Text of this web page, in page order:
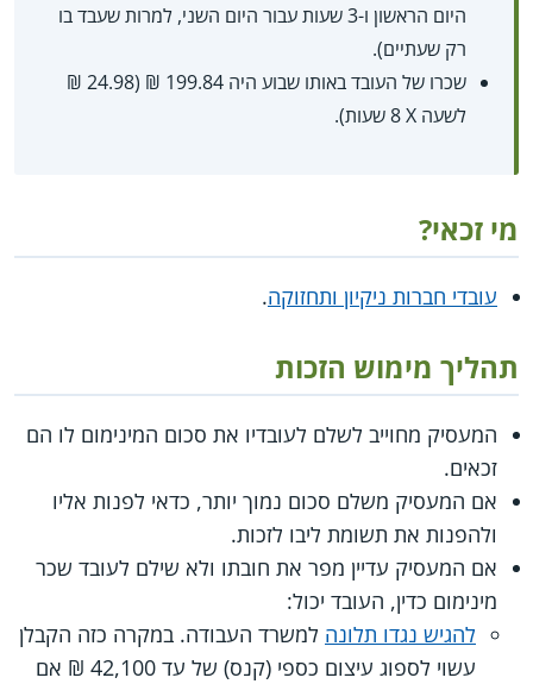
היום הראשון ו-3 שעות עבור היום השני, למרות שעבד בו
רק שעתיים).
שכרו של העובד באותו שבוע היה 199.84 ₪ (24.98 ₪
לשעה X‏ 8 שעות).
מי זכאי?
עובדי חברות ניקיון ותחזוקה.
תהליך מימוש הזכות
המעסיק מחוייב לשלם לעובדיו את סכום המינימום לו הם
זכאים.
אם המעסיק משלם סכום נמוך יותר, כדאי לפנות אליו
ולהפנות את תשומת ליבו לזכות.
אם המעסיק עדיין מפר את חובתו ולא שילם לעובד שכר
מינימום כדין, העובד יכול:
להגיש נגדו תלונה למשרד העבודה. במקרה כזה הקבלן
עשוי לספוג עיצום כספי (קנס) של עד 42,100 ₪ אם